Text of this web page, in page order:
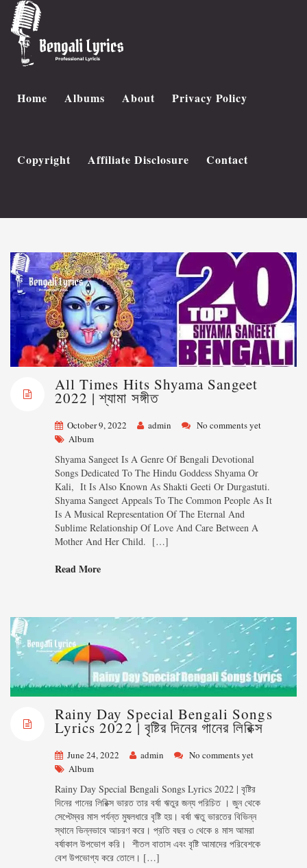
Home Albums About Privacy Policy
Copyright Affiliate Disclosure Contact
All Times Hits Shyama Sangeet
2022 | শ্যামা সঙ্গীত
October 9, 2022 admin
No comments yet
Album
Shyama Sangeet Is A Genre Of Bengali Devotional
Songs Dedicated To The Hindu Goddess Shyama Or
Kali, It Is Also Known As Shakti Geeti Or Durgastuti.
Shyama Sangeet Appeals To The Common People As It
Is A Musical Representation Of The Eternal And
Sublime Relationship Of Love And Care Between A
Mother And Her Child. […]
Read More
Rainy Day Special Bengali Songs
Lyrics 2022 | বৃষ্টির দিনের গানের লিরিক্স
June 24, 2022 admin
No comments yet
Album
Rainy Day Special Bengali Songs Lyrics 2022 | বৃষ্টির
দিনের গানের লিরিক্স ভারত তার বর্ষা ঋতুর জন্য পরিচিত । জুন থেকে
সেপ্টেম্বর মাস পর্যন্ত মুষলধারে বৃষ্টি হয়। বর্ষা ঋতু ভারতের বিভিন্ন
স্থানে ভিন্নভাবে আচরণ করে। প্রতি বছর ৩ থেকে ৪ মাস আমরা
বর্ষাকাল উপভোগ করি। শীতল বাতাস এবং বৃষ্টি আমাদের পরিবেশকে
বেশ উপভোগ্য করে তোলে। […]